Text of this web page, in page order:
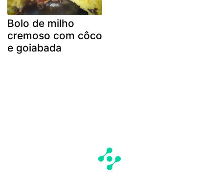
Bolo de milho
cremoso com côco
e goiabada